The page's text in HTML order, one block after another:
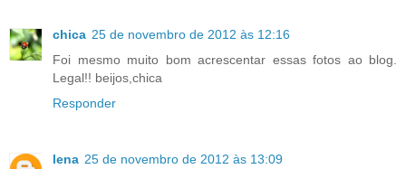
chica 25 de novembro de 2012 às 12:16
Foi mesmo muito bom acrescentar essas fotos ao blog.
Legal!! beijos,chica
Responder
lena 25 de novembro de 2012 às 13:09